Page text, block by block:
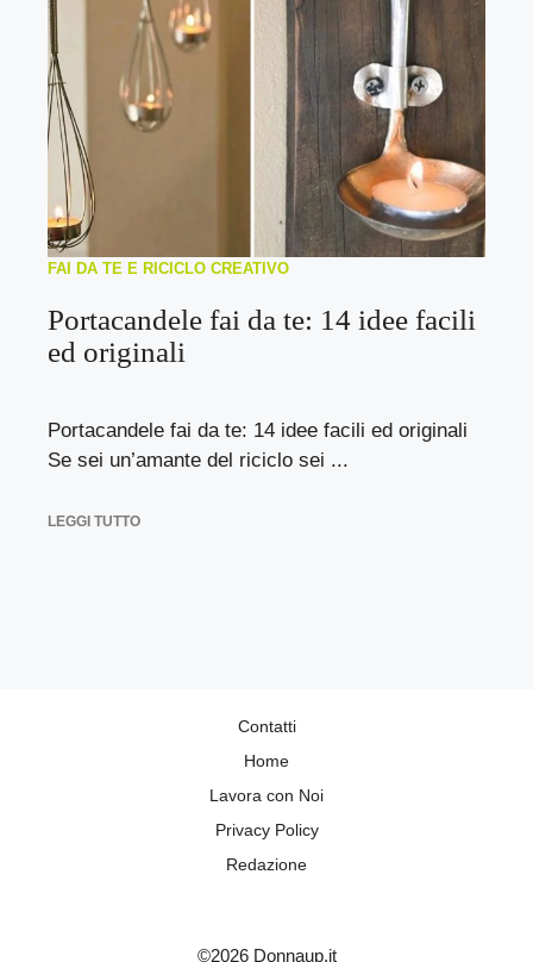
FAI DA TE E RICICLO CREATIVO
Portacandele fai da te: 14 idee facili
ed originali
Portacandele fai da te: 14 idee facili ed originali
Se sei un’amante del riciclo sei ...
LEGGI TUTTO
Contatti
Home
Lavora con Noi
Privacy Policy
Redazione
©2026 Donnaup.it